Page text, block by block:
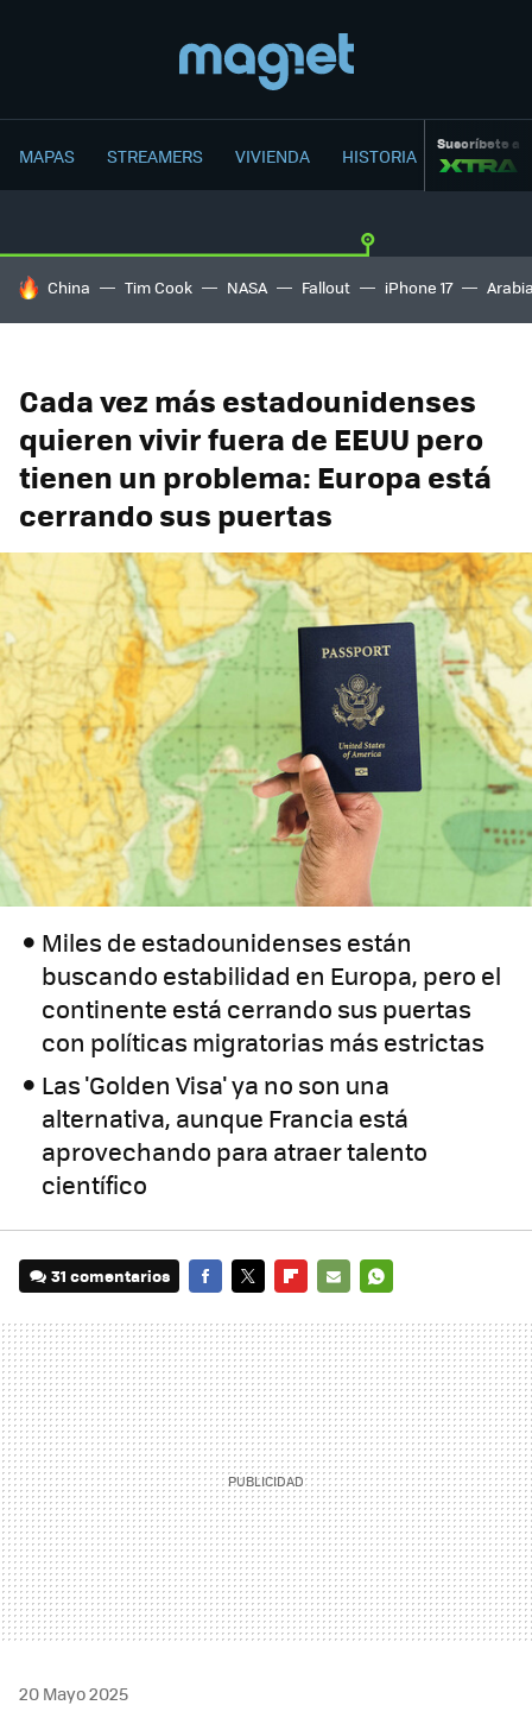
MAPAS STREAMERS VIVIENDA HISTORIA Suscríbete a
HOY SE HABLA DE
China Tim Cook NASA Fallout iPhone 17
Cada vez más estadounidenses
quieren vivir fuera de EEUU pero
tienen un problema: Europa está
cerrando sus puertas
Miles de estadounidenses están
buscando estabilidad en Europa, pero el
continente está cerrando sus puertas
con políticas migratorias más estrictas
Las 'Golden Visa' ya no son una
alternativa, aunque Francia está
aprovechando para atraer talento
científico
31 comentarios
MAIL
20 Mayo 2025